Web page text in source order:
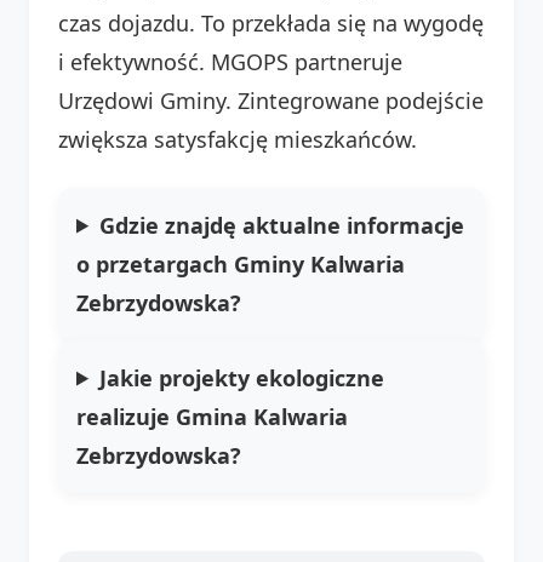
czas dojazdu. To przekłada się na wygodę
i efektywność. MGOPS partneruje
Urzędowi Gminy. Zintegrowane podejście
zwiększa satysfakcję mieszkańców.
Gdzie znajdę aktualne informacje
o przetargach Gminy Kalwaria
Zebrzydowska?
Jakie projekty ekologiczne
realizuje Gmina Kalwaria
Zebrzydowska?